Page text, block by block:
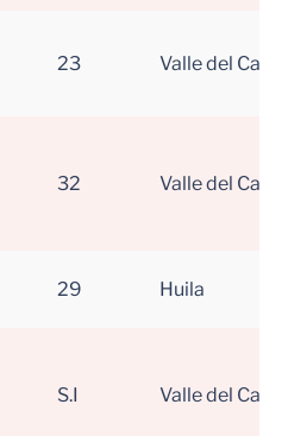
23 Valle del
32 Valle del
29 Huila
S.I Valle del